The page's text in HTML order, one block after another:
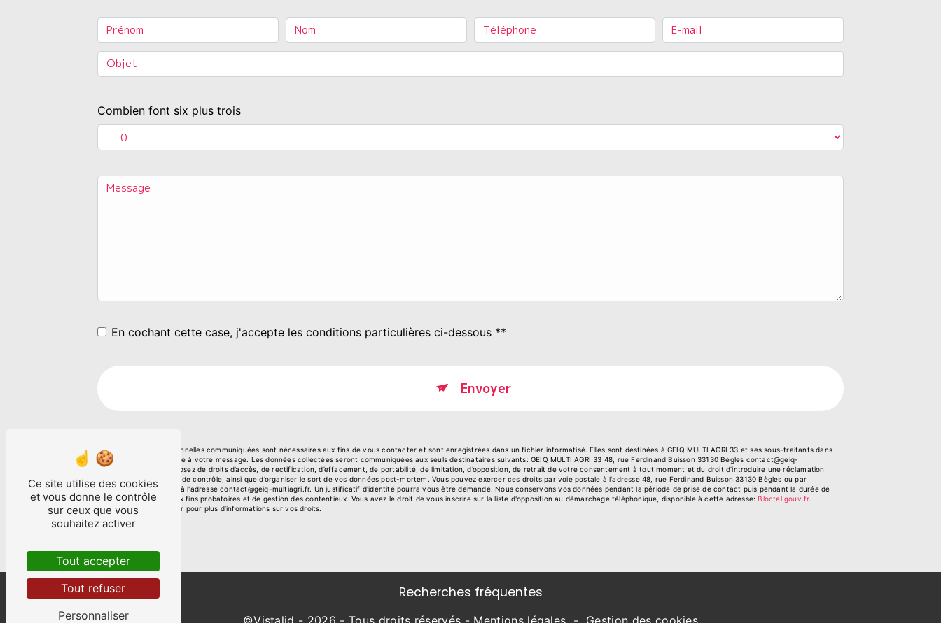
Combien font six plus trois
En cochant cette case, j'accepte les conditions particulières ci-dessous **
Envoyer
** Les données personnelles communiquées sont nécessaires aux fins de vous contacter et sont enregistrées dans un fichier informatisé. Elles sont destinées à GEIQ MULTI AGRI 33 et ses sous-traitants dans
le seul but de répondre à votre message. Les données collectées seront communiquées aux seuls destinataires suivants: GEIQ MULTI AGRI 33 48, rue Ferdinand Buisson 33130 Bègles contact@geiq-
multiagri.fr. Vous disposez de droits d’accès, de rectification, d’effacement, de portabilité, de limitation, d’opposition, de retrait de votre consentement à tout moment et du droit d’introduire une réclamation
auprès d’une autorité de contrôle, ainsi que d’organiser le sort de vos données post-mortem. Vous pouvez exercer ces droits par voie postale à l'adresse 48, rue Ferdinand Buisson 33130 Bègles ou par
courrier électronique à l'adresse contact@geiq-multiagri.fr. Un justificatif d'identité pourra vous être demandé. Nous conservons vos données pendant la période de prise de contact puis pendant la durée de
prescription légale aux fins probatoires et de gestion des contentieux. Vous avez le droit de vous inscrire sur la liste d'opposition au démarchage téléphonique, disponible à cette adresse: Bloctel.gouv.fr.
Consultez le site cnil.fr pour plus d’informations sur vos droits.
Recherches fréquentes
©Vistalid - 2026 - Tous droits réservés - Mentions légales - Gestion des cookies
Ce site utilise des cookies
et vous donne le contrôle
sur ceux que vous
souhaitez activer
Tout accepter
Tout refuser
Personnaliser